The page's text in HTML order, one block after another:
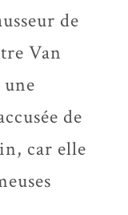
de
Van
de
car elle